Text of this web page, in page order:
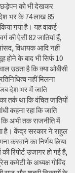
को भी देखकर
भर के 74 लाख 85
गया है। यह वाकई
की ऐसी 82 जातियां हैं,
विधायक आदि नहीं
होने के बाद भी सिर्फ 10
उठता है कि क्या ओबीसी
नहीं मिलना
देश भर में जाति
तर्क था कि वंचित जातियों
कहना रहा कि जाति
अभी तक राजनीति में
है। केंद्र सरकार ने राहुल
करवाने का निर्णय लिया
रिपोर्ट उजागर हो गई है,
कमेटी के अध्यक्ष गोविंद